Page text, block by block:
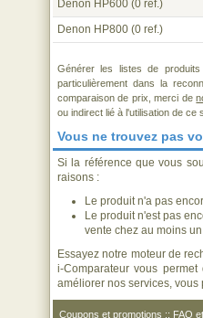
Denon HP600 (0 ref.)
Denon HP800 (0 ref.)
Générer les listes de
particulièrement dans la
comparaison de prix, merci de
ou indirect lié à l'utilisation de ce
Vous ne trouvez pas
Si la référence que vous
raisons :
Le produit n'a pas
Le produit n'est pas
vente chez au moins
Essayez notre moteur de
i-Comparateur vous
améliorer nos services, vous
Coupons et promotions :: FAQ